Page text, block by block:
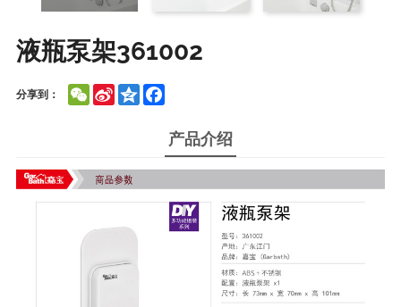
液瓶泵架361002
分享到： WeChatSina
Weibo
Qzone
产品介绍